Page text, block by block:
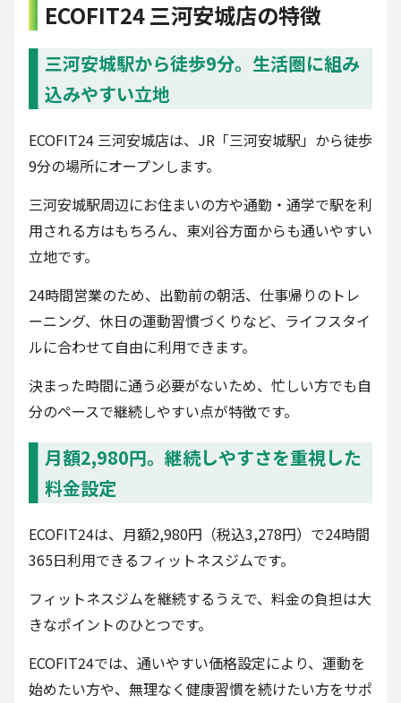
ECOFIT24 三河安城店の特徴
三河安城駅から徒歩9分。生活圏に組み
込みやすい立地
ECOFIT24 三河安城店は、JR「三河安城駅」から徒歩
9分の場所にオープンします。
三河安城駅周辺にお住まいの方や通勤・通学で駅を利
用される方はもちろん、東刈谷方面からも通いやすい
立地です。
24時間営業のため、出勤前の朝活、仕事帰りのトレ
ーニング、休日の運動習慣づくりなど、ライフスタイ
ルに合わせて自由に利用できます。
決まった時間に通う必要がないため、忙しい方でも自
分のペースで継続しやすい点が特徴です。
月額2,980円。継続しやすさを重視した
料金設定
ECOFIT24は、月額2,980円（税込3,278円）で24時間
365日利用できるフィットネスジムです。
フィットネスジムを継続するうえで、料金の負担は大
きなポイントのひとつです。
ECOFIT24では、通いやすい価格設定により、運動を
始めたい方や、無理なく健康習慣を続けたい方をサポ